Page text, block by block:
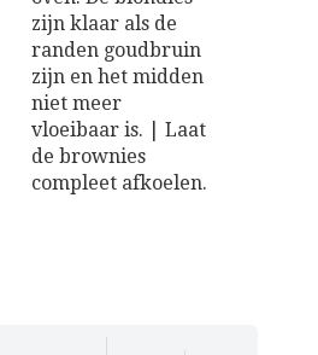
zijn klaar als de
randen goudbruin
zijn en het midden
niet meer
vloeibaar is. | Laat
de brownies
compleet afkoelen.